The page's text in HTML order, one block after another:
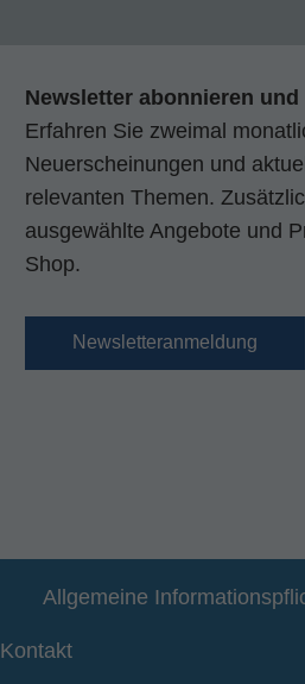
Newsletter abonnieren
Erfahren Sie zweimal
Neuerscheinungen und
relevanten Themen.
ausgewählte Angebote und
Shop.
Newsletteranmeldung
Allgemeine
Kontakt